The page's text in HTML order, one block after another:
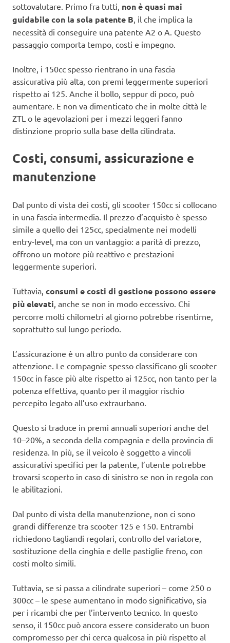
sottovalutare. Primo fra tutti, non è quasi mai
guidabile con la sola patente B , il che implica la
necessità di conseguire una patente A2 o A. Questo
passaggio comporta tempo, costi e impegno.
Inoltre, i 150cc spesso rientrano in una fascia
assicurativa più alta, con premi leggermente superiori
rispetto ai 125. Anche il bollo, seppur di poco, può
aumentare. E non va dimenticato che in molte città le
ZTL o le agevolazioni per i mezzi leggeri fanno
distinzione proprio sulla base della cilindrata.
Costi, consumi, assicurazione e
manutenzione
Dal punto di vista dei costi, gli scooter 150cc si collocano
in una fascia intermedia. Il prezzo d’acquisto è spesso
simile a quello dei 125cc, specialmente nei modelli
entry-level, ma con un vantaggio: a parità di prezzo,
offrono un motore più reattivo e prestazioni
leggermente superiori.
Tuttavia, consumi e costi di gestione possono essere
più elevati , anche se non in modo eccessivo. Chi
percorre molti chilometri al giorno potrebbe risentirne,
soprattutto sul lungo periodo.
L’assicurazione è un altro punto da considerare con
attenzione. Le compagnie spesso classificano gli scooter
150cc in fasce più alte rispetto ai 125cc, non tanto per la
potenza effettiva, quanto per il maggior rischio
percepito legato all’uso extraurbano.
Questo si traduce in premi annuali superiori anche del
10–20%, a seconda della compagnia e della provincia di
residenza. In più, se il veicolo è soggetto a vincoli
assicurativi specifici per la patente, l’utente potrebbe
trovarsi scoperto in caso di sinistro se non in regola con
le abilitazioni.
Dal punto di vista della manutenzione, non ci sono
grandi differenze tra scooter 125 e 150. Entrambi
richiedono tagliandi regolari, controllo del variatore,
sostituzione della cinghia e delle pastiglie freno, con
costi molto simili.
Tuttavia, se si passa a cilindrate superiori – come 250 o
300cc – le spese aumentano in modo significativo, sia
per i ricambi che per l’intervento tecnico. In questo
senso, il 150cc può ancora essere considerato un buon
compromesso per chi cerca qualcosa in più rispetto al